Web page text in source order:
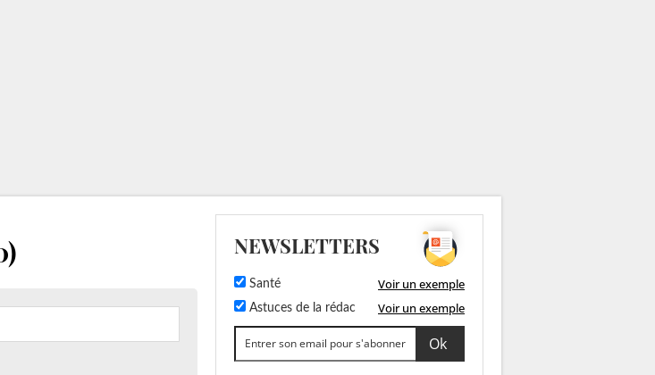
NEWSLETTERS
Santé Voir un exemple
Astuces de la rédac Voir un exemple